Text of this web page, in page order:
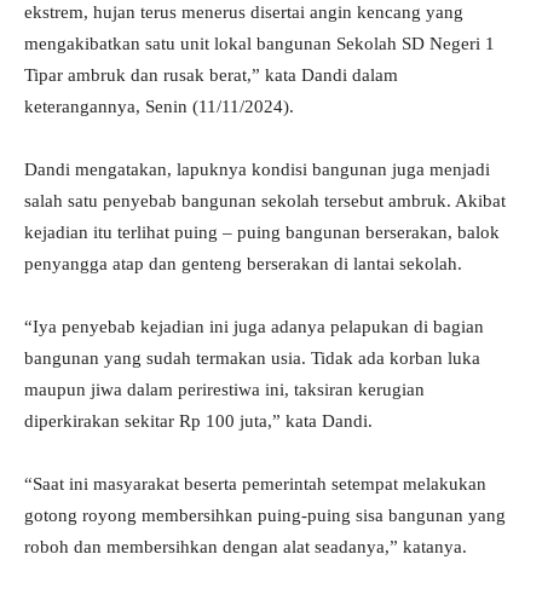
ekstrem, hujan terus menerus disertai angin kencang yang
mengakibatkan satu unit lokal bangunan Sekolah SD Negeri 1
Tipar ambruk dan rusak berat,” kata Dandi dalam
keterangannya, Senin (11/11/2024).
Dandi mengatakan, lapuknya kondisi bangunan juga menjadi
salah satu penyebab bangunan sekolah tersebut ambruk. Akibat
kejadian itu terlihat puing – puing bangunan berserakan, balok
penyangga atap dan genteng berserakan di lantai sekolah.
“Iya penyebab kejadian ini juga adanya pelapukan di bagian
bangunan yang sudah termakan usia. Tidak ada korban luka
maupun jiwa dalam perirestiwa ini, taksiran kerugian
diperkirakan sekitar Rp 100 juta,” kata Dandi.
“Saat ini masyarakat beserta pemerintah setempat melakukan
gotong royong membersihkan puing-puing sisa bangunan yang
roboh dan membersihkan dengan alat seadanya,” katanya.